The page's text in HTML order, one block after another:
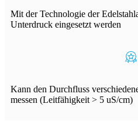
Mit der Technologie der
Unterdruck eingesetzt werden
Kann den Durchfluss
messen (Leitfähigkeit > 5 uS/cm)